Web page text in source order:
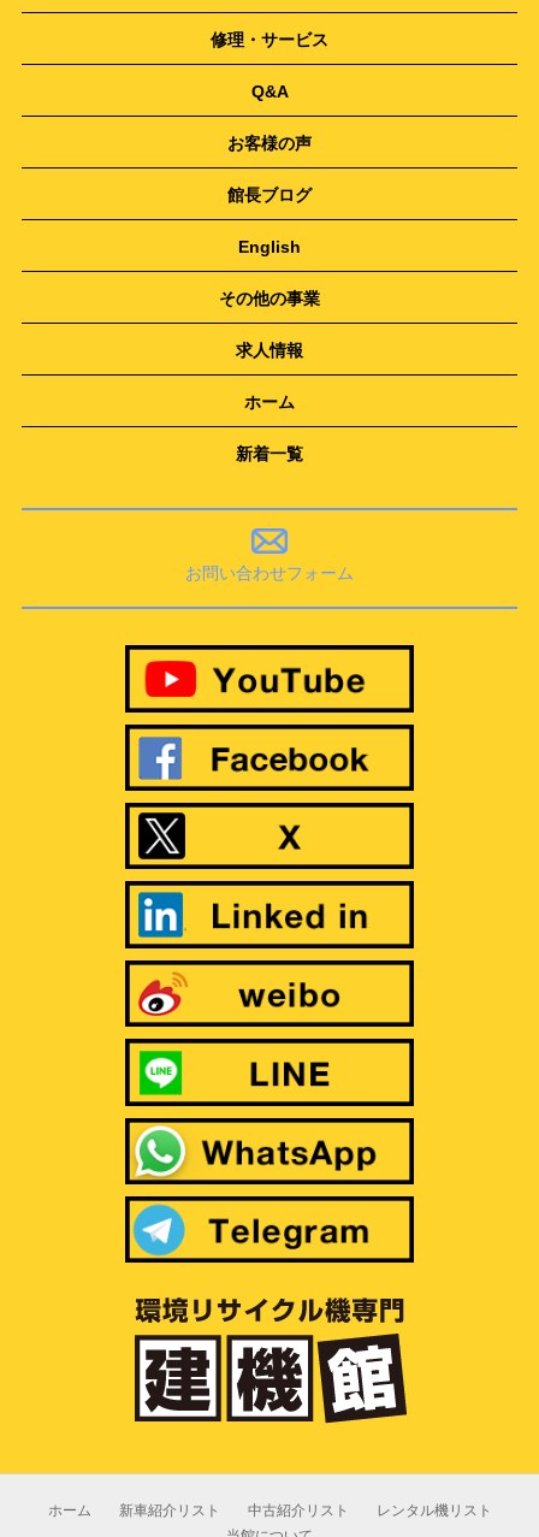
修理・サービス
Q&A
お客様の声
館長ブログ
English
その他の事業
求人情報
ホーム
新着一覧
お問い合わせフォーム
ホーム 新車紹介リスト 中古紹介リスト
レンタル機リスト